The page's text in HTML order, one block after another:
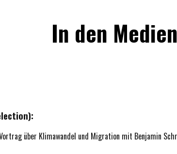
In den Medien
über Klimawandel und Migration mit Benjamin